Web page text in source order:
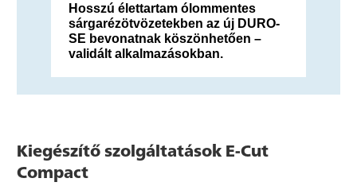
Hosszú élettartam ólommentes
sárgarézötvözetekben az új DURO-
SE bevonatnak köszönhetően –
validált alkalmazásokban.
Kiegészítő szolgáltatások E-Cut
Compact